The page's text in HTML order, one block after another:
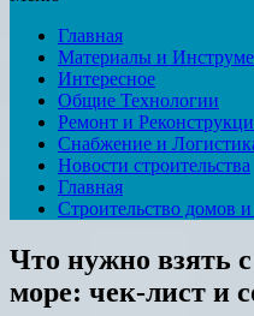
Главная
Материалы и
Интересное
Общие Технологии
Ремонт и
Снабжение и
Новости строительства
Главная
Строительство домов
Что нужно взять
море: чек-лист и